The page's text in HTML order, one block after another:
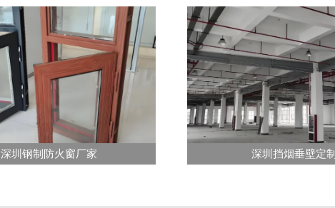
深圳钢制防火窗厂家 深圳挡烟垂壁定制